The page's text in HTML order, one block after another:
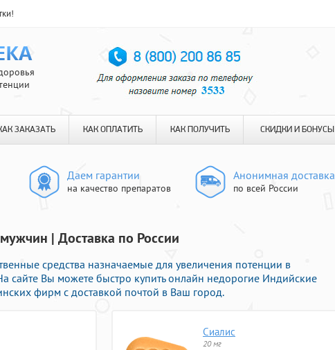
ЗАКАЗАТЬ КАК ОПЛАТИТЬ КАК ПОЛУЧИТЬ СКИДКИ И БОНУСЫ
Даем гарантии
на качество препаратов
Анонимная доставка
по всей России
| Доставка по России
средства назначаемые для увеличения потенции в
сайте Вы можете быстро купить онлайн недорогие Индийские
фирм с доставкой почтой в Ваш город.
Сиалис
20 мг